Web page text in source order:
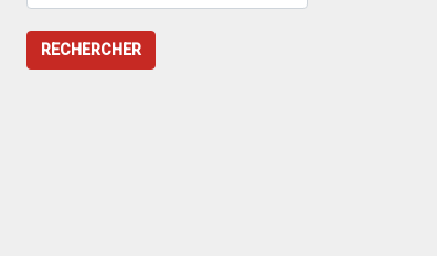
RECHERCHER